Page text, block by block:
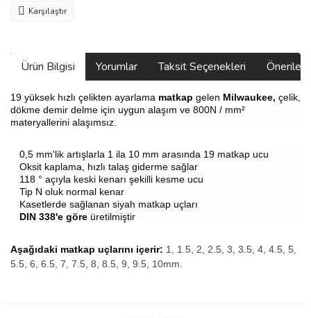
Karşılaştır
Ürün Bilgisi Yorumlar Taksit Seçenekleri
19 yüksek hızlı çelikten ayarlama matkap gelen Milwaukee, çelik,
dökme demir delme için uygun alaşım ve 800N / mm²
materyallerini alaşımsız.
0,5 mm'lik artışlarla 1 ila 10 mm arasında 19 matkap ucu
Oksit kaplama, hızlı talaş giderme sağlar
118 ° açıyla keski kenarı şekilli kesme ucu
Tip N oluk normal kenar
Kasetlerde sağlanan siyah matkap uçları
DIN 338'e göreüretilmiştir
Aşağıdaki matkap uçlarını içerir: 1, 1.5, 2, 2.5, 3, 3.5, 4, 4.5, 5,
5.5, 6, 6.5, 7, 7.5, 8, 8.5, 9, 9.5, 10mm.